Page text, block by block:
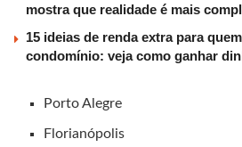
mostra que realidade é mais
15 ideias de renda extra para
condomínio: veja como ganhar
Porto Alegre
Florianópolis